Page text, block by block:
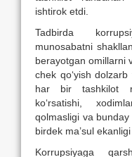
ishtirok etdi.
Tadbirda
munosabatni
berayotgan omillarni
chek qo‘yish
har bir tashkilot
ko‘rsatishi,
qolmasligi va
birdek ma’sul ekanligi
Korrupsiyaga